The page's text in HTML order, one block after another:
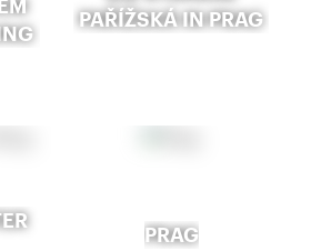
AŘÍŽSKÁ IN PRAG
PRAG